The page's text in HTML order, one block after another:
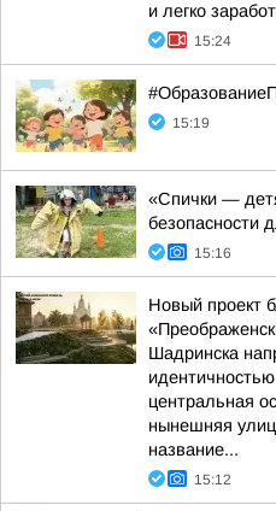
и легко
15:24
15:19
«Спички —
безопасности
15:16
Новый проект
Шадринска
центральная
нынешняя
название...
15:12